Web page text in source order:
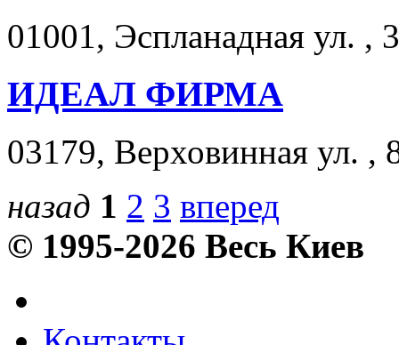
01001, Эспланадная ул. ,
ИДЕАЛ ФИРМА
03179, Верховинная ул. ,
назад 1 2 3 вперед
© 1995-2026 Весь Киев